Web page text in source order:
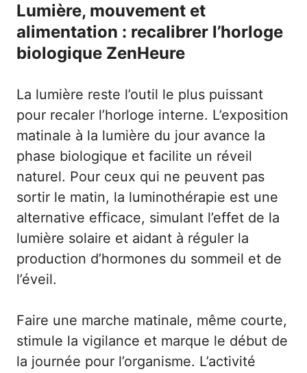
Lumière, mouvement et
alimentation : recalibrer l’horloge
biologique ZenHeure
La lumière reste l’outil le plus puissant
pour recaler l’horloge interne. L’exposition
matinale à la lumière du jour avance la
phase biologique et facilite un réveil
naturel. Pour ceux qui ne peuvent pas
sortir le matin, la luminothérapie est une
alternative efficace, simulant l’effet de la
lumière solaire et aidant à réguler la
production d’hormones du sommeil et de
l’éveil.
Faire une marche matinale, même courte,
stimule la vigilance et marque le début de
la journée pour l’organisme. L’activité